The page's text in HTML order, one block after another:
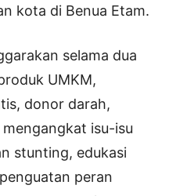
kota di Benua Etam.
selama dua
UMKM,
donor darah,
isu-isu
stunting, edukasi
peran